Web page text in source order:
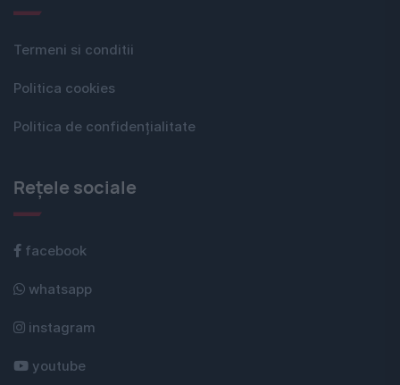
Termeni si conditii
Politica cookies
Politica de confidențialitate
Rețele sociale
facebook
whatsapp
instagram
youtube